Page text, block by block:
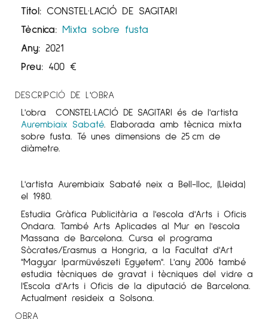
Títol: CONSTEL·LACIÓ DE SAGITARI
Tècnica: Mixta sobre fusta
Any: 2021
Preu: 400 €
DESCRIPCIÓ DE L'OBRA
L'obra CONSTEL·LACIÓ DE SAGITARI és de l'artista
Aurembiaix Sabaté. Elaborada amb tècnica mixta
sobre fusta. Té unes dimensions de 25 cm de
diàmetre.
L'artista Aurembiaix Sabaté neix a Bell-lloc, (Lleida)
el 1980.
Estudia Gràfica Publicitària a l'escola d'Arts i Oficis
Ondara. També Arts Aplicades al Mur en l'escola
Massana de Barcelona. Cursa el programa
Sòcrates/Erasmus a Hongria, a la Facultat d'Art
"Magyar Iparmüvészeti Egyetem". L'any 2006 també
estudia tècniques de gravat i tècniques del vidre a
l'Escola d'Arts i Oficis de la diputació de Barcelona.
Actualment resideix a Solsona.
OBRA